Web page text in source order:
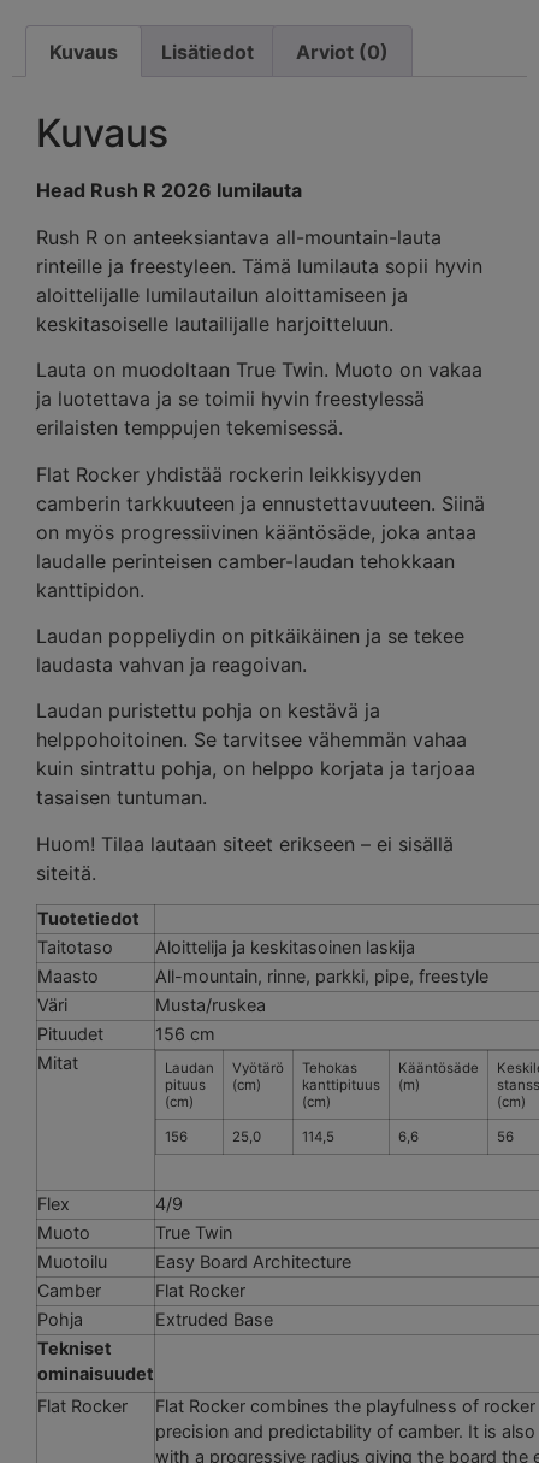
Kuvaus Lisätiedot Arviot (0)
Kuvaus
Head Rush R 2026 lumilauta
Rush R on anteeksiantava all-mountain-lauta
rinteille ja freestyleen. Tämä lumilauta sopii hyvin
aloittelijalle lumilautailun aloittamiseen ja
keskitasoiselle lautailijalle harjoitteluun.
Lauta on muodoltaan True Twin. Muoto on vakaa
ja luotettava ja se toimii hyvin freestylessä
erilaisten temppujen tekemisessä.
Flat Rocker yhdistää rockerin leikkisyyden
camberin tarkkuuteen ja ennustettavuuteen. Siinä
on myös progressiivinen kääntösäde, joka antaa
laudalle perinteisen camber-laudan tehokkaan
kanttipidon.
Laudan poppeliydin on pitkäikäinen ja se tekee
laudasta vahvan ja reagoivan.
Laudan puristettu pohja on kestävä ja
helppohoitoinen. Se tarvitsee vähemmän vahaa
kuin sintrattu pohja, on helppo korjata ja tarjoaa
tasaisen tuntuman.
Huom! Tilaa lautaan siteet erikseen – ei sisällä
siteitä.
Tuotetiedot
Taitotaso
Aloittelija ja keskitasoinen laskija
Maasto
All-mountain, rinne, parkki, pipe, freestyle
Väri
Musta/ruskea
Pituudet
156 cm
Mitat
Laudan
pituus
(cm)
Vyötärö
(cm)
Tehokas
kanttipituus
(cm)
Kääntösäde
(m)
(cm)
156 25,0 114,5 6,6 56
Flex
4/9
Muoto
True Twin
Muotoilu
Easy Board Architecture
Camber
Flat Rocker
Pohja
Extruded Base
Tekniset
ominaisuudet
Flat Rocker
Flat Rocker combines the playfulness of
precision and predictability of camber. It is
with a progressive radius giving the board the